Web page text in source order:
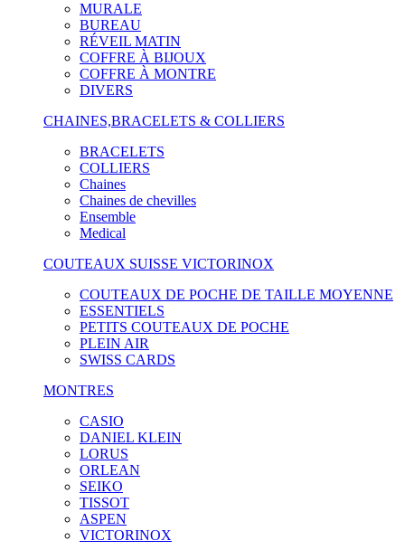
MURALE
BUREAU
RÉVEIL MATIN
COFFRE À BIJOUX
COFFRE À MONTRE
DIVERS
CHAINES,BRACELETS & COLLIERS
BRACELETS
COLLIERS
Chaines
Chaines de chevilles
Ensemble
Medical
COUTEAUX SUISSE VICTORINOX
COUTEAUX DE POCHE DE TAILLE MOYENNE
ESSENTIELS
PETITS COUTEAUX DE POCHE
PLEIN AIR
SWISS CARDS
MONTRES
CASIO
DANIEL KLEIN
LORUS
ORLEAN
SEIKO
TISSOT
ASPEN
VICTORINOX